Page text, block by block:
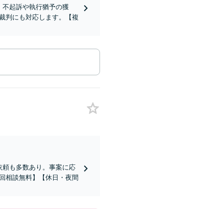
不起訴や執行猶予の獲
判にも対応します。【複
頼も多数あり。事案に応
相談無料】【休日・夜間